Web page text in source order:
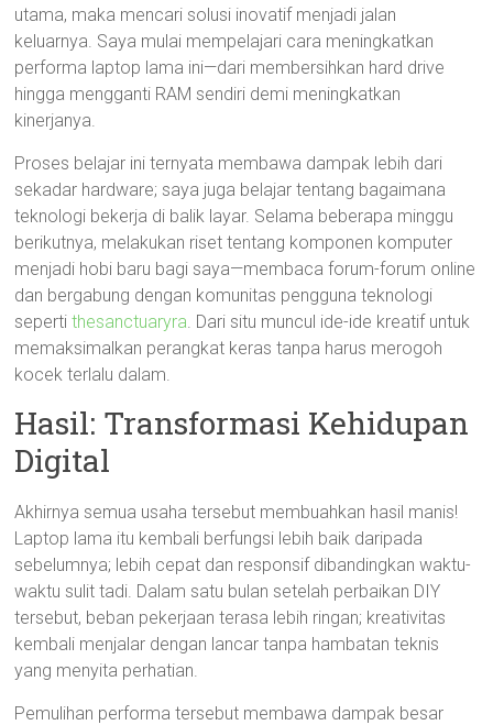
utama, maka mencari solusi inovatif menjadi jalan
keluarnya. Saya mulai mempelajari cara meningkatkan
performa laptop lama ini—dari membersihkan hard drive
hingga mengganti RAM sendiri demi meningkatkan
kinerjanya.
Proses belajar ini ternyata membawa dampak lebih dari
sekadar hardware; saya juga belajar tentang bagaimana
teknologi bekerja di balik layar. Selama beberapa minggu
berikutnya, melakukan riset tentang komponen komputer
menjadi hobi baru bagi saya—membaca forum-forum online
dan bergabung dengan komunitas pengguna teknologi
sepertithesanctuaryra. Dari situ muncul ide-ide kreatif untuk
memaksimalkan perangkat keras tanpa harus merogoh
kocek terlalu dalam.
Hasil: Transformasi Kehidupan
Digital
Akhirnya semua usaha tersebut membuahkan hasil manis!
Laptop lama itu kembali berfungsi lebih baik daripada
sebelumnya; lebih cepat dan responsif dibandingkan waktu-
waktu sulit tadi. Dalam satu bulan setelah perbaikan DIY
tersebut, beban pekerjaan terasa lebih ringan; kreativitas
kembali menjalar dengan lancar tanpa hambatan teknis
yang menyita perhatian.
Pemulihan performa tersebut membawa dampak besar